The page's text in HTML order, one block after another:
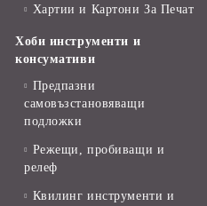
Хартии и Картони За Печат
Хоби инструменти и
консумативи
Предпазни
самовъзстановяващи
подложки
Режещи, пробиващи и
релеф
Квилинг инструменти и